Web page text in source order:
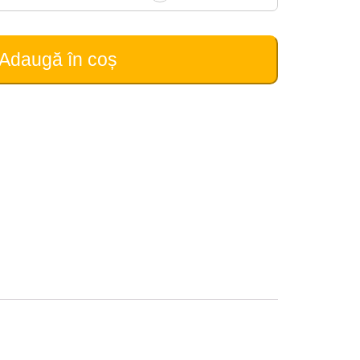
în coș